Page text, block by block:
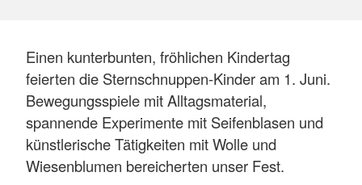
Einen kunterbunten, fröhlichen Kindertag
feierten die Sternschnuppen-Kinder am 1. Juni.
Bewegungsspiele mit Alltagsmaterial,
spannende Experimente mit Seifenblasen und
künstlerische Tätigkeiten mit Wolle und
Wiesenblumen bereicherten unser Fest.